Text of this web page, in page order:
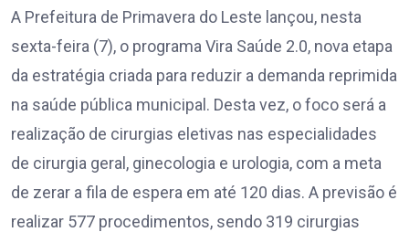
A Prefeitura de Primavera do Leste lançou, nesta
sexta-feira (7), o programa Vira Saúde 2.0, nova etapa
da estratégia criada para reduzir a demanda reprimida
na saúde pública municipal. Desta vez, o foco será a
realização de cirurgias eletivas nas especialidades
de cirurgia geral, ginecologia e urologia, com a meta
de zerar a fila de espera em até 120 dias. A previsão é
realizar 577 procedimentos, sendo 319 cirurgias